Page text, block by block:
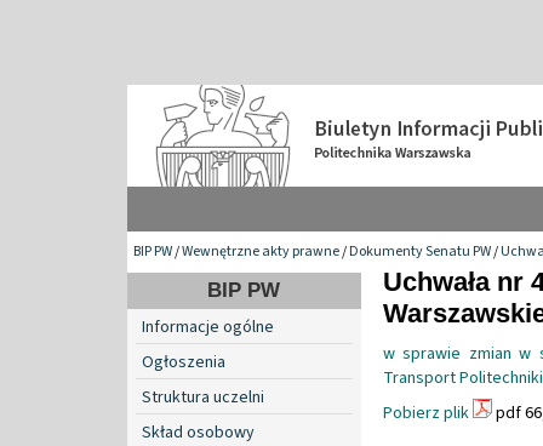
BIP PW/Wewnętrzne akty prawne/Dokumenty Senatu PW/
BIP PW
Informacje ogólne
Ogłoszenia
Struktura uczelni
Skład osobowy
Uchwała nr
w sprawie zmian w
Transport
Pobierz plik
pdf